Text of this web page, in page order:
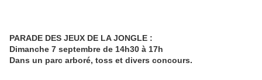
PARADE DES JEUX DE LA JONGLE :
Dimanche 7 septembre de 14h30 à 17h
Dans un parc arboré, toss et divers concours.